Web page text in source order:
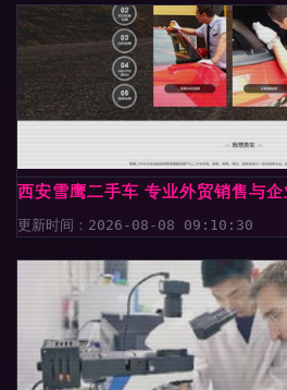
西安雪鹰二手车 专业外贸销售与
更新时间：2026-08-08 09:10:30